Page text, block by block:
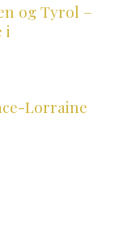
og Tyrol –
i
Lorraine